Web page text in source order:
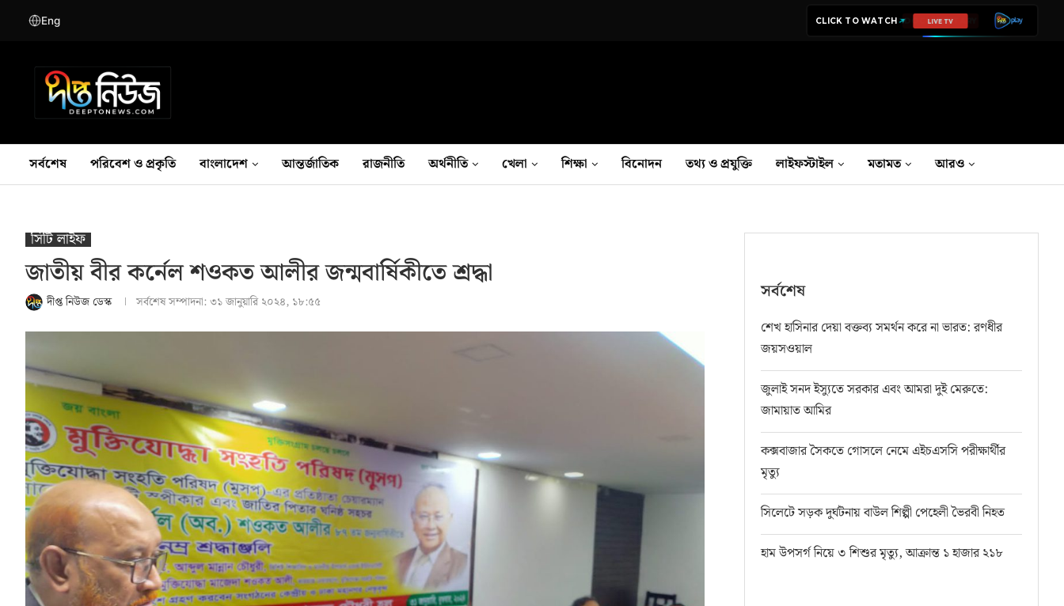
Eng CLICK TO WATCH LIVE TV
সর্বশেষ পরিবেশ ও প্রকৃতি বাংলাদেশ আন্তর্জাতিক রাজনীতি অর্থনীতি খেলা শিক্ষা বিনোদন তথ‍্য ও প্রযুক্তি লাইফস্টাইল মতামত আরও
সিটি লাইফ
জাতীয় বীর কর্নেল শওকত আলীর জন্মবার্ষিকীতে শ্রদ্ধা
দীপ্ত নিউজ ডেস্ক সর্বশেষ সম্পাদনা:৩১ জানুয়ারি ২০২৪, ১৮:৫৫ সর্বশেষ
শেখ হাসিনার দেয়া বক্তব্য সমর্থন করে না ভারত: রণধীর
জয়সওয়াল
জুলাই সনদ ইস্যুতে সরকার এবং আমরা দুই মেরুতে:
জামায়াত আমির
কক্সবাজার সৈকতে গোসলে নেমে এইচএসসি পরীক্ষার্থীর
মৃত্যু
সিলেটে সড়ক দুর্ঘটনায় বাউল শিল্পী পেহেলী ভৈরবী নিহত
হাম উপসর্গ নিয়ে ৩ শিশুর মৃত্যু, আক্রান্ত ১ হাজার ২১৮